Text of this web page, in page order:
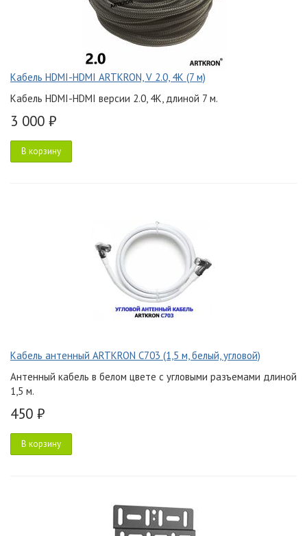
Кабель HDMI-HDMI ARTKRON, V 2.0, 4K (7 м)
Кабель HDMI-HDMI версии 2.0, 4K, длиной 7 м.
3 000 ₽
В корзину
Кабель антенный ARTKRON C703 (1,5 м, белый, угловой)
Антенный кабель в белом цвете с угловыми разъемами длиной
1,5 м.
450 ₽
В корзину